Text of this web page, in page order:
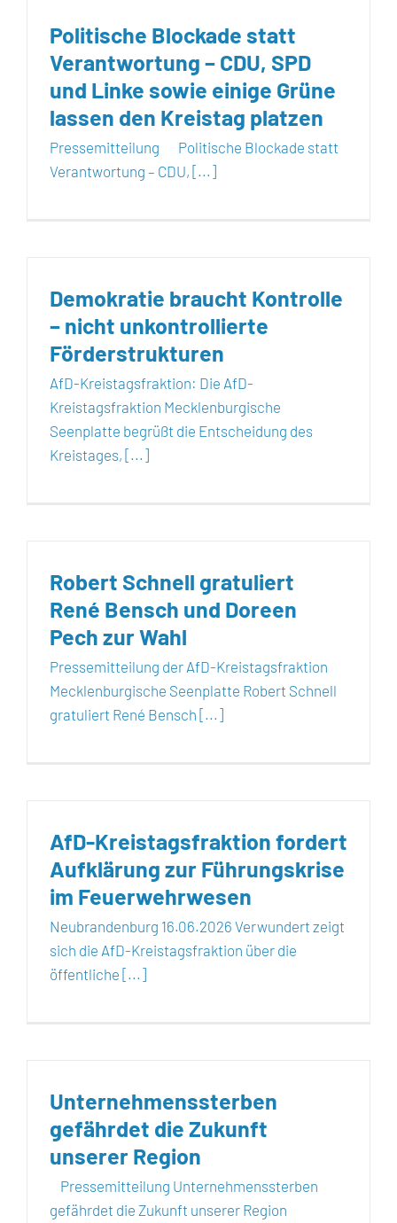
Politische Blockade statt
Verantwortung – CDU, SPD
und Linke sowie einige Grüne
lassen den Kreistag platzen
Pressemitteilung Politische Blockade statt
Verantwortung – CDU, [...]
Demokratie braucht Kontrolle
– nicht unkontrollierte
Förderstrukturen
AfD-Kreistagsfraktion: Die AfD-
Kreistagsfraktion Mecklenburgische
Seenplatte begrüßt die Entscheidung des
Kreistages, [...]
Robert Schnell gratuliert
René Bensch und Doreen
Pech zur Wahl
Pressemitteilung der AfD-Kreistagsfraktion
Mecklenburgische Seenplatte Robert Schnell
gratuliert René Bensch [...]
AfD-Kreistagsfraktion fordert
Aufklärung zur Führungskrise
im Feuerwehrwesen
Neubrandenburg 16.06.2026 Verwundert zeigt
sich die AfD-Kreistagsfraktion über die
öffentliche [...]
Unternehmenssterben
gefährdet die Zukunft
unserer Region
Pressemitteilung Unternehmenssterben
gefährdet die Zukunft unserer Region